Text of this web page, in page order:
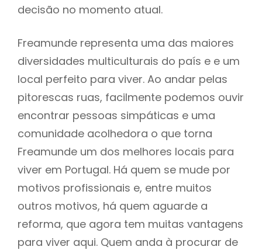
decisão no momento atual.
Freamunde representa uma das maiores
diversidades multiculturais do país e e um
local perfeito para viver. Ao andar pelas
pitorescas ruas, facilmente podemos ouvir
encontrar pessoas simpáticas e uma
comunidade acolhedora o que torna
Freamunde um dos melhores locais para
viver em Portugal. Há quem se mude por
motivos profissionais e, entre muitos
outros motivos, há quem aguarde a
reforma, que agora tem muitas vantagens
para viver aqui. Quem anda à procurar de